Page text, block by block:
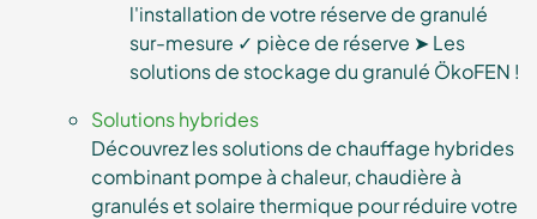
l'installation de votre réserve de granulé
sur-mesure ✓ pièce de réserve ➤ Les
solutions de stockage du granulé ÖkoFEN !
Solutions hybrides
Découvrez les solutions de chauffage hybrides
combinant pompe à chaleur, chaudière à
granulés et solaire thermique pour réduire votre